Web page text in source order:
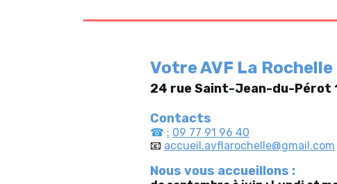
Votre AVF La Rochelle
24 rue Saint-Jean-du-Pérot
Contacts
☎ : 09 77 91 96 40
📧 accueil.avflarochelle@gmail.com
Nous vous accueillons :